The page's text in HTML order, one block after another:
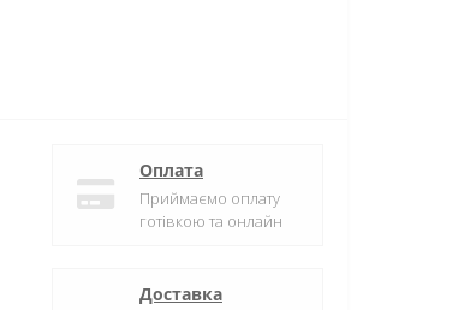
Оплата
Приймаємо оплату
готівкою та онлайн
Доставка